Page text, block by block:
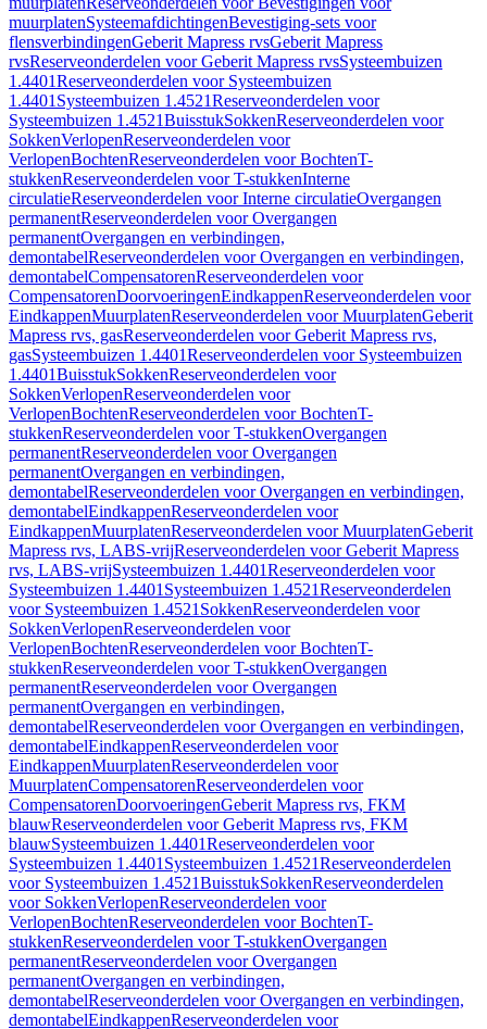
muurplatenSysteemafdichtingenBevestiging-sets voor
flensverbindingenGeberit Mapress rvsGeberit Mapress
rvsReserveonderdelen voor Geberit Mapress rvsSysteembuizen
1.4401Reserveonderdelen voor Systeembuizen
1.4401 Systeembuizen 1.4521Reserveonderdelen voor
Systeembuizen 1.4521BuisstukSokkenReserveonderdelen voor
SokkenVerlopenReserveonderdelen voor
VerlopenBochtenReserveonderdelen voor BochtenT-
stukkenReserveonderdelen voor T-stukkenInterne
circulatieReserveonderdelen voor Interne circulatieOvergangen
permanentReserveonderdelen voor Overgangen
permanentOvergangen en verbindingen,
demontabelReserveonderdelen voor Overgangen en verbindingen,
demontabelCompensatorenReserveonderdelen voor
CompensatorenDoorvoeringenEindkappenReserveonderdelen voor
EindkappenMuurplatenReserveonderdelen voor MuurplatenGeberit
Mapress rvs, gasReserveonderdelen voor Geberit Mapress rvs,
gasSysteembuizen 1.4401Reserveonderdelen voor Systeembuizen
1.4401BuisstukSokkenReserveonderdelen voor
SokkenVerlopenReserveonderdelen voor
VerlopenBochtenReserveonderdelen voor BochtenT-
stukkenReserveonderdelen voor T-stukkenOvergangen
permanentReserveonderdelen voor Overgangen
permanentOvergangen en verbindingen,
demontabelReserveonderdelen voor Overgangen en verbindingen,
demontabelEindkappenReserveonderdelen voor
EindkappenMuurplatenReserveonderdelen voor MuurplatenGeberit
Mapress rvs, LABS-vrijReserveonderdelen voor Geberit Mapress
rvs, LABS-vrijSysteembuizen 1.4401Reserveonderdelen voor
Systeembuizen 1.4401 Systeembuizen 1.4521Reserveonderdelen
voor Systeembuizen 1.4521 SokkenReserveonderdelen voor
SokkenVerlopenReserveonderdelen voor
VerlopenBochtenReserveonderdelen voor BochtenT-
stukkenReserveonderdelen voor T-stukkenOvergangen
permanentReserveonderdelen voor Overgangen
permanentOvergangen en verbindingen,
demontabelReserveonderdelen voor Overgangen en verbindingen,
demontabelEindkappenReserveonderdelen voor
EindkappenMuurplatenReserveonderdelen voor
MuurplatenCompensatorenReserveonderdelen voor
CompensatorenDoorvoeringenGeberit Mapress rvs, FKM
blauwReserveonderdelen voor Geberit Mapress rvs, FKM
blauwSysteembuizen 1.4401Reserveonderdelen voor
Systeembuizen 1.4401 Systeembuizen 1.4521Reserveonderdelen
voor Systeembuizen 1.4521BuisstukSokkenReserveonderdelen
voor SokkenVerlopenReserveonderdelen voor
VerlopenBochtenReserveonderdelen voor BochtenT-
stukkenReserveonderdelen voor T-stukkenOvergangen
permanentReserveonderdelen voor Overgangen
permanentOvergangen en verbindingen,
demontabelReserveonderdelen voor Overgangen en verbindingen,
demontabelEindkappenReserveonderdelen voor